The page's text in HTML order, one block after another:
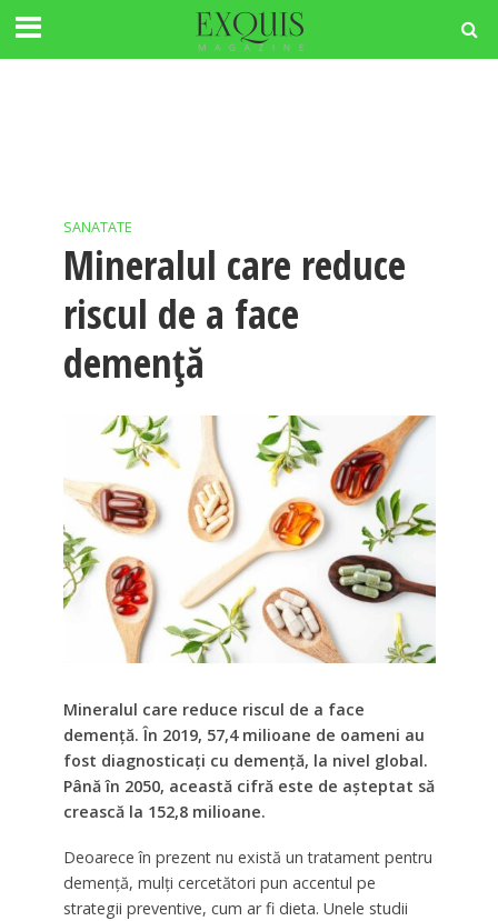
SANATATE
Mineralul care reduce
riscul de a face
demență
Mineralul care reduce riscul de a face
demență.În 2019, 57,4 milioane de oameni au
fost diagnosticați cu demență, la nivel global.
Până în 2050, această cifră este de așteptat să
crească la 152,8 milioane.
Deoarece în prezent nu există un tratament pentru
demență, mulți cercetători pun accentul pe
strategii preventive, cum ar fi dieta. Unele studii